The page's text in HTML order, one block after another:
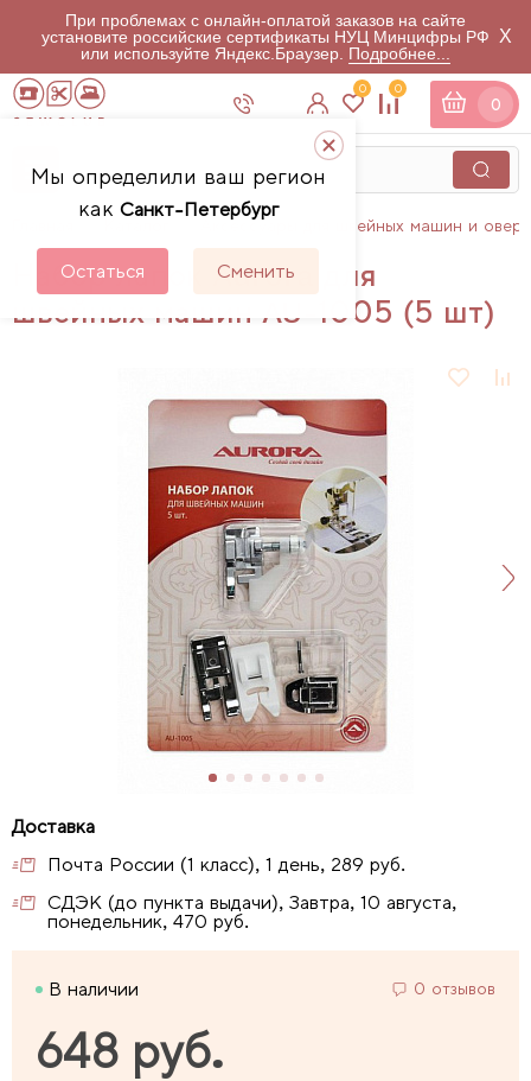
При проблемах с онлайн-оплатой заказов на сайте
установите российские сертификаты НУЦ Минцифры РФ
или используйте Яндекс.Браузер. Подробнее...
X
Мы определили ваш регион
как Санкт-Петербург
Остаться Сменить
0 0
0
Аксессуары для швейных машин и
Набор лапок Aurora для
швейных машин AU-1005 (5 шт)
Почта России (1 класс), 1 день, 289 руб.
СДЭК (до пункта выдачи), Завтра, 10 августа,
понедельник, 470 руб.
В наличии 0 отзывов
648 руб.